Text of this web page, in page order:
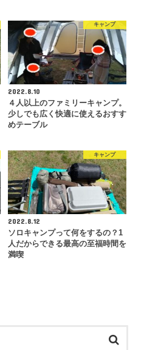
キャンプ
2022.8.10
４人以上のファミリーキャンプ。
少しでも広く快適に使えるおすす
めテーブル
キャンプ
2022.8.12
ソロキャンプって何をするの？1
人だからできる最高の至福時間を
満喫